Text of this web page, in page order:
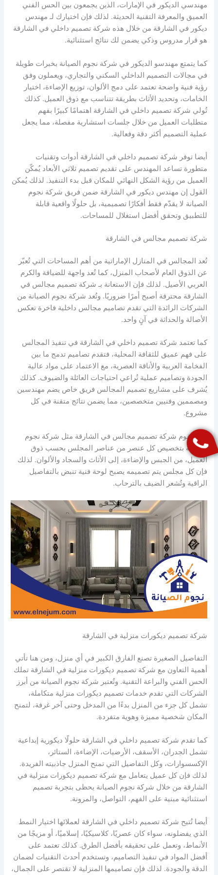
مهندسي الديكور في الإمارات، الذين يجمعون بين الحس الفني
العميق والمعرفة التقنية الحديثة. لذلك فإن اختيارك لـ مهندس
ديكور في الشارقة من خلال هذه شركة تصميم داخلي في الشارقة
هو قرار مدروس وذكي يضمن لك نتائج استثنائية.
كما يتمتع مهندسو الديكور في شركة نجوم الصيانة بخبرات طويلة
في مجالات التصميم الداخلي السكني والتجاري، ويعملون وفق
رؤية فنية واضحة تعتمد على دمج الألوان، توزيع الإضاءة، اختيار
الخامات، وتحديد الأثاث بطريقة تتناسب مع ذوق العميل. كذلك
تُولي شركة تصميم داخلي في الشارقة اهتمامًا كبيرًا بفهم
متطلبات العميل من خلال جلسات استشارية مفصلة، مما يجعل
عملية التصميم أكثر دقة وفعالية.
أيضا توفر شركة تصميم داخلي في الشارقة أدوات وتقنيات
متطورة تساعد المهندس على تقديم تصميم ثلاثي الأبعاد يُمكّن
العميل من رؤية الشكل النهائي للمكان قبل بدء التنفيذ. لذلك يُمكن
القول إن مهندس ديكور في الشارقة ضمن فريق شركة نجوم
الصيانة لا يقدّم فقط أفكارًا تصميمية، بل حلولًا واقعية قابلة
للتطبيق وتحقق أفضل استغلال للمساحات.
شركة تصميم مجالس في الشارقة
تُعد المجالس في المنازل الإماراتية من أهم المساحات التي تُعبّر
عن الذوق العام لأصحاب المنزل، كما تُعد واجهة للضيافة والكرم
العربي الأصيل. لذلك فإن الاستعانة بـ شركة تصميم مجالس في
الشارقة محترفة أصبح أمرًا ضروريًا. وتُعد شركة نجوم الصيانة من
الشركات الرائدة التي تقدم تصاميم مجالس داخلية فاخرة تعكس
الأصالة والحداثة في آنٍ واحد.
كما تعتمد شركة تصميم داخلي في الشارقة في تنفيذ المجالس
على فهم عميق للثقافة المحلية، فتقدم تصاميم تدمج ما بين
الفخامة العربية والأناقة العصرية، مع الاعتماد على مواد عالية
الجودة وتصاميم عملية تُراعي احتياجات العائلة والضيوف. كذلك
يُشرف على مشاريع تصميم المجالس فريق خاص يضم مهندسين
ومصممين وفنيين متخصصين، مما يضمن نتائج متقنة في كل
مشروع.
أيضا تقوم شركة تصميم مجالس في الشارقة مثل شركة نجوم
الصيانة بتخصيص كل عنصر من عناصر المجلس بحسب ذوق
العميل، من الجبس والإضاءة، إلى الأثاث والسجاد والألوان. لذلك
فإن كل مجلس يتم تصميمه يصبح لوحة فنية تنبض بالتفاصيل
الراقية وتُشعر الضيف بالترحاب.
شركة تصميم ديكورات منزلية في الشارقة
التفاصيل الصغيرة تصنع الفارق الكبير في أي منزل، ومن هنا تأتي
أهمية التعاون مع شركة تصميم ديكورات منزلية في الشارقة تملك
الحس الفني والبراعة التقنية. وتُعتبر شركة نجوم الصيانة من أبرز
الشركات التي تقدم خدمات تصميم ديكورات منزلية متكاملة،
تشمل كل جزء من المنزل بدءًا من المدخل وحتى آخر غرفة، لتمنح
المكان شخصية مميزة وهوية متفردة.
كما تقدم شركة تصميم داخلي في الشارقة حلولًا ديكورية إبداعية
تشمل الجدران، الأسقف، الأرضيات، الإضاءة، الستائر،
الإكسسوارات، وكل التفاصيل التي تمنح المنزل جاذبيته الفريدة.
لذلك فإن كل عميل يتعامل مع شركة تصميم ديكورات منزلية في
الشارقة من خلال شركة نجوم الصيانة يحظى بتجربة تصميم
استثنائية مبنية على الفهم، التواصل، والمرونة.
أيضا تُتيح شركة تصميم داخلي في الشارقة لعملائها اختيار النمط
الذي يفضلونه، سواء كان عصريًا، كلاسيكيًا، إسلاميًا، أو مزيجًا من
الأنماط، وتعمل على تحقيقه بأفضل الطرق. كذلك تعتمد على
أفضل المواد في تنفيذ التصاميم، وتستخدم أحدث التقنيات لضمان
الدقة والجودة. لذلك فإن تصاميمها المنزلية لا تقتصر على الجمال،